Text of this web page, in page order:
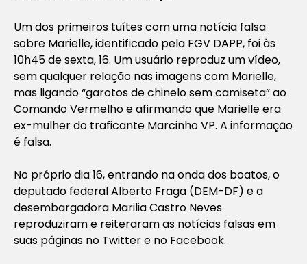
Um dos primeiros tuítes com uma notícia falsa
sobre Marielle, identificado pela FGV DAPP, foi às
10h45 de sexta, 16. Um usuário reproduz um vídeo,
sem qualquer relação nas imagens com Marielle,
mas ligando “garotos de chinelo sem camiseta” ao
Comando Vermelho e afirmando que Marielle era
ex-mulher do traficante Marcinho VP. A informação
é falsa.
No próprio dia 16, entrando na onda dos boatos, o
deputado federal Alberto Fraga (DEM-DF) e a
desembargadora Marilia Castro Neves
reproduziram e reiteraram as notícias falsas em
suas páginas no Twitter e no Facebook.